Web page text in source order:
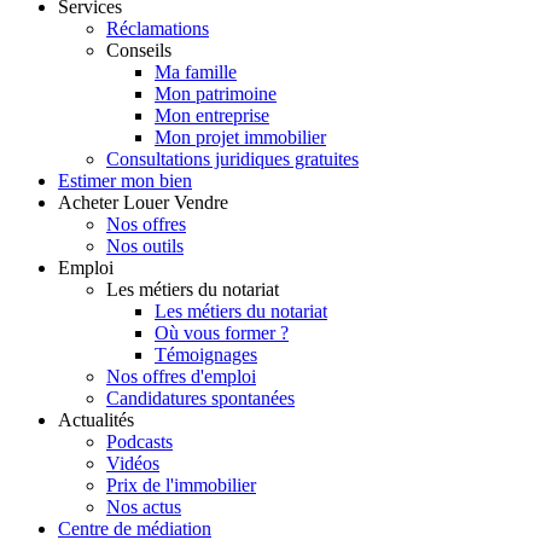
Services
Réclamations
Conseils
Ma famille
Mon patrimoine
Mon entreprise
Mon projet immobilier
Consultations juridiques gratuites
Estimer mon bien
Acheter Louer Vendre
Nos offres
Nos outils
Emploi
Les métiers du notariat
Les métiers du notariat
Où vous former ?
Témoignages
Nos offres d'emploi
Candidatures spontanées
Actualités
Podcasts
Vidéos
Prix de l'immobilier
Nos actus
Centre de médiation